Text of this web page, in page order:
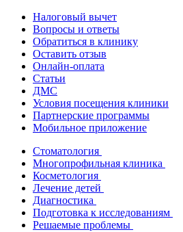
Налоговый вычет
Вопросы и ответы
Обратиться в клинику
Оставить отзыв
Онлайн-оплата
Статьи
ДМС
Условия посещения клиники
Партнерские программы
Мобильное приложение
Стоматология
Многопрофильная клиника
Косметология
Лечение детей
Диагностика
Подготовка к исследованиям
Решаемые проблемы